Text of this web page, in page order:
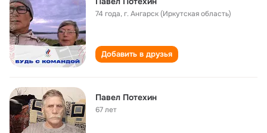
74 года,г. Ангарск (Иркутская область)
Добавить в друзья
Павел Потехин
67 лет